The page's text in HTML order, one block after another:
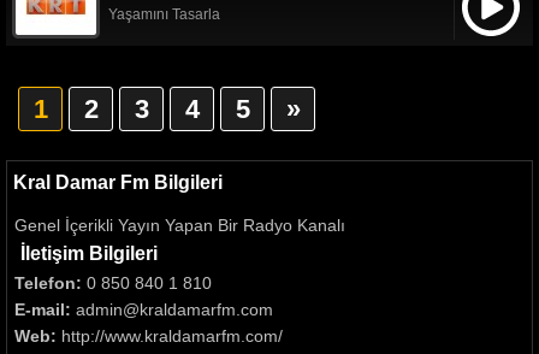
Yaşamını Tasarla
1 2 3 4 5 »
Kral Damar Fm Bilgileri
Genel İçerikli Yayın Yapan Bir Radyo Kanalı
İletişim Bilgileri
Telefon: 0 850 840 1 810
E-mail: admin@kraldamarfm.com
Web: http://www.kraldamarfm.com/